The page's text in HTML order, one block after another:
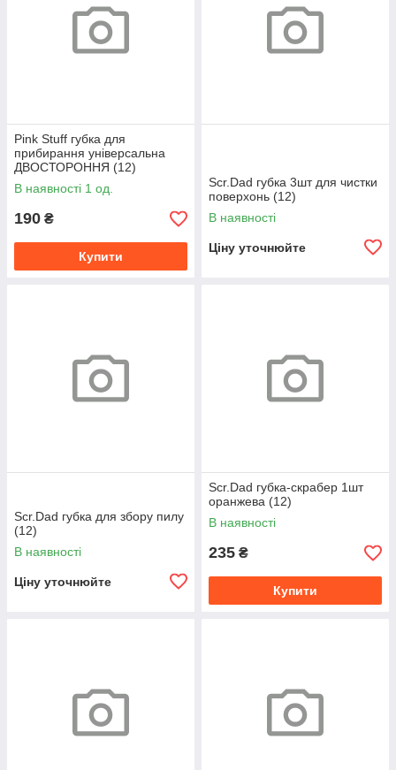
Pink Stuff губка для
прибирання універсальна
ДВОСТОРОННЯ (12)
В наявності 1 од.
190 ₴
Купити
Scr.Dad губка 3шт для чистки
поверхонь (12)
В наявності
Ціну уточнюйте
Scr.Dad губка для збору пилу
(12)
В наявності
Ціну уточнюйте
Scr.Dad губка-скрабер 1шт
оранжева (12)
В наявності
235 ₴
Купити